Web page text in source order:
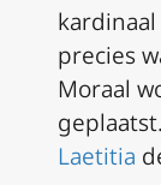
precies
Moraal
Laetitia